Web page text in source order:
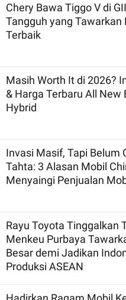
Chery Bawa Tiggo V di
Tangguh yang Tawarkan
Terbaik
Masih Worth It di 2026?
& Harga Terbaru All New
Hybrid
Invasi Masif, Tapi Belum
Tahta: 3 Alasan Mobil
Menyaingi Penjualan
Rayu Toyota Tinggalkan
Menkeu Purbaya
Besar demi Jadikan
Produksi ASEAN